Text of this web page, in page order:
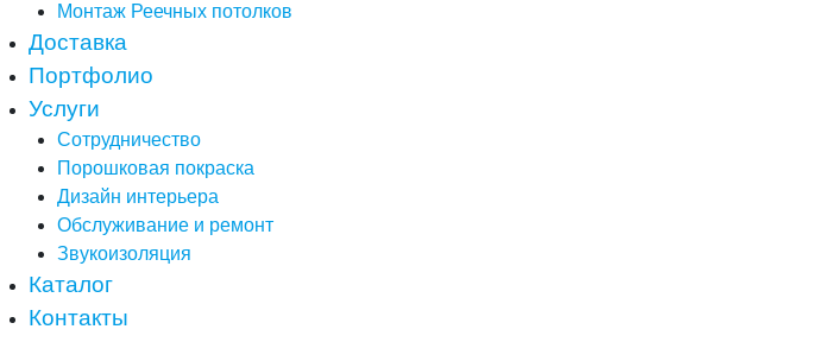
Монтаж Реечных потолков
Доставка
Портфолио
Услуги
Сотрудничество
Порошковая покраска
Дизайн интерьера
Обслуживание и ремонт
Звукоизоляция
Каталог
Контакты